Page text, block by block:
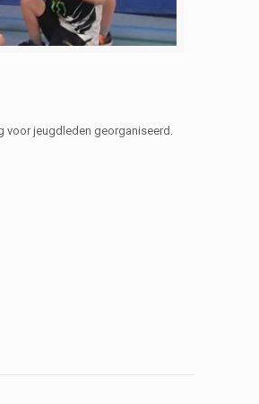
voor jeugdleden georganiseerd.